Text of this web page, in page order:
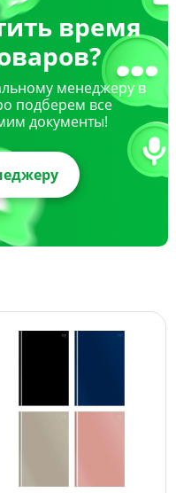
время
менеджеру в
подберем все
документы!